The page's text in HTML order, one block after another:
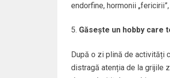
endorfine, hormonii
Găsește un hobby care
După o zi plină de activități
distragă atenția de la grijile